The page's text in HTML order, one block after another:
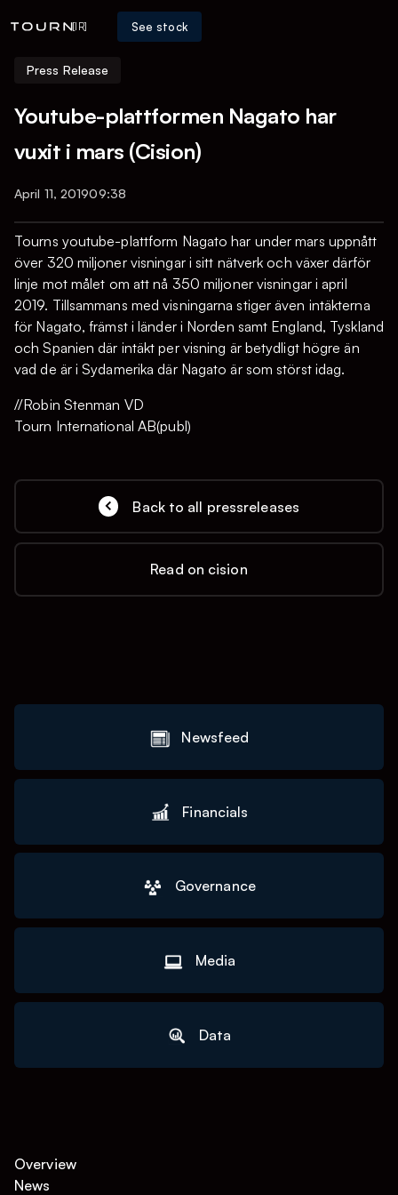
[IR] See stock
Press Release
Youtube-plattformen Nagato har
vuxit i mars (Cision)
April 11, 201909:38
Tourns youtube-plattform Nagato har under mars uppnått
över 320 miljoner visningar i sitt nätverk och växer därför
linje mot målet om att nå 350 miljoner visningar i april
2019. Tillsammans med visningarna stiger även intäkterna
för Nagato, främst i länder i Norden samt England, Tyskland
och Spanien där intäkt per visning är betydligt högre än
vad de är i Sydamerika där Nagato är som störst idag.
//Robin Stenman VD
Tourn International AB(publ)
Back to all pressreleases
Read on cision
Newsfeed
Financials
Governance
Media
Data
Overview
News